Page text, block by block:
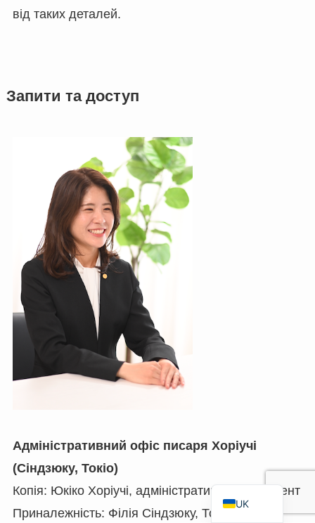
від таких деталей.
Запити та доступ
Адміністративний офіс писаря Хоріучі
(Сіндзюку, Токіо)
Копія: Юкіко Хоріучі, адміністративний референт
Приналежність: Філія Сіндзюку, Токійська
UK